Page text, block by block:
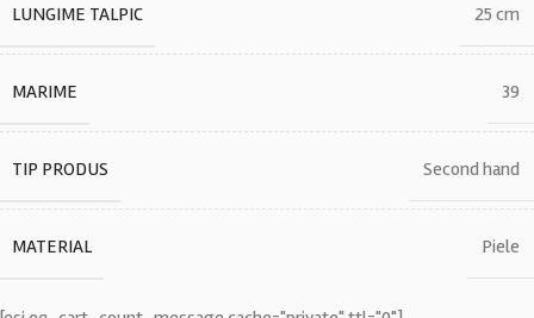
LUNGIME TALPIC 25 cm
MARIME 39
TIP PRODUS Second hand
MATERIAL Piele